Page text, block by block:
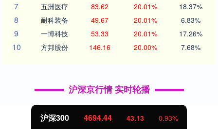
7 五洲医疗 83.62 20.01% 18.37%
8 耐科装备 49.67 20.01% 6.83%
9 一博科技 53.33 20.01% 17.26%
10 方邦股份 146.16 20.00% 7.68%
沪深京行情 实时轮播
北证50 1134.24 11.37 1.01%